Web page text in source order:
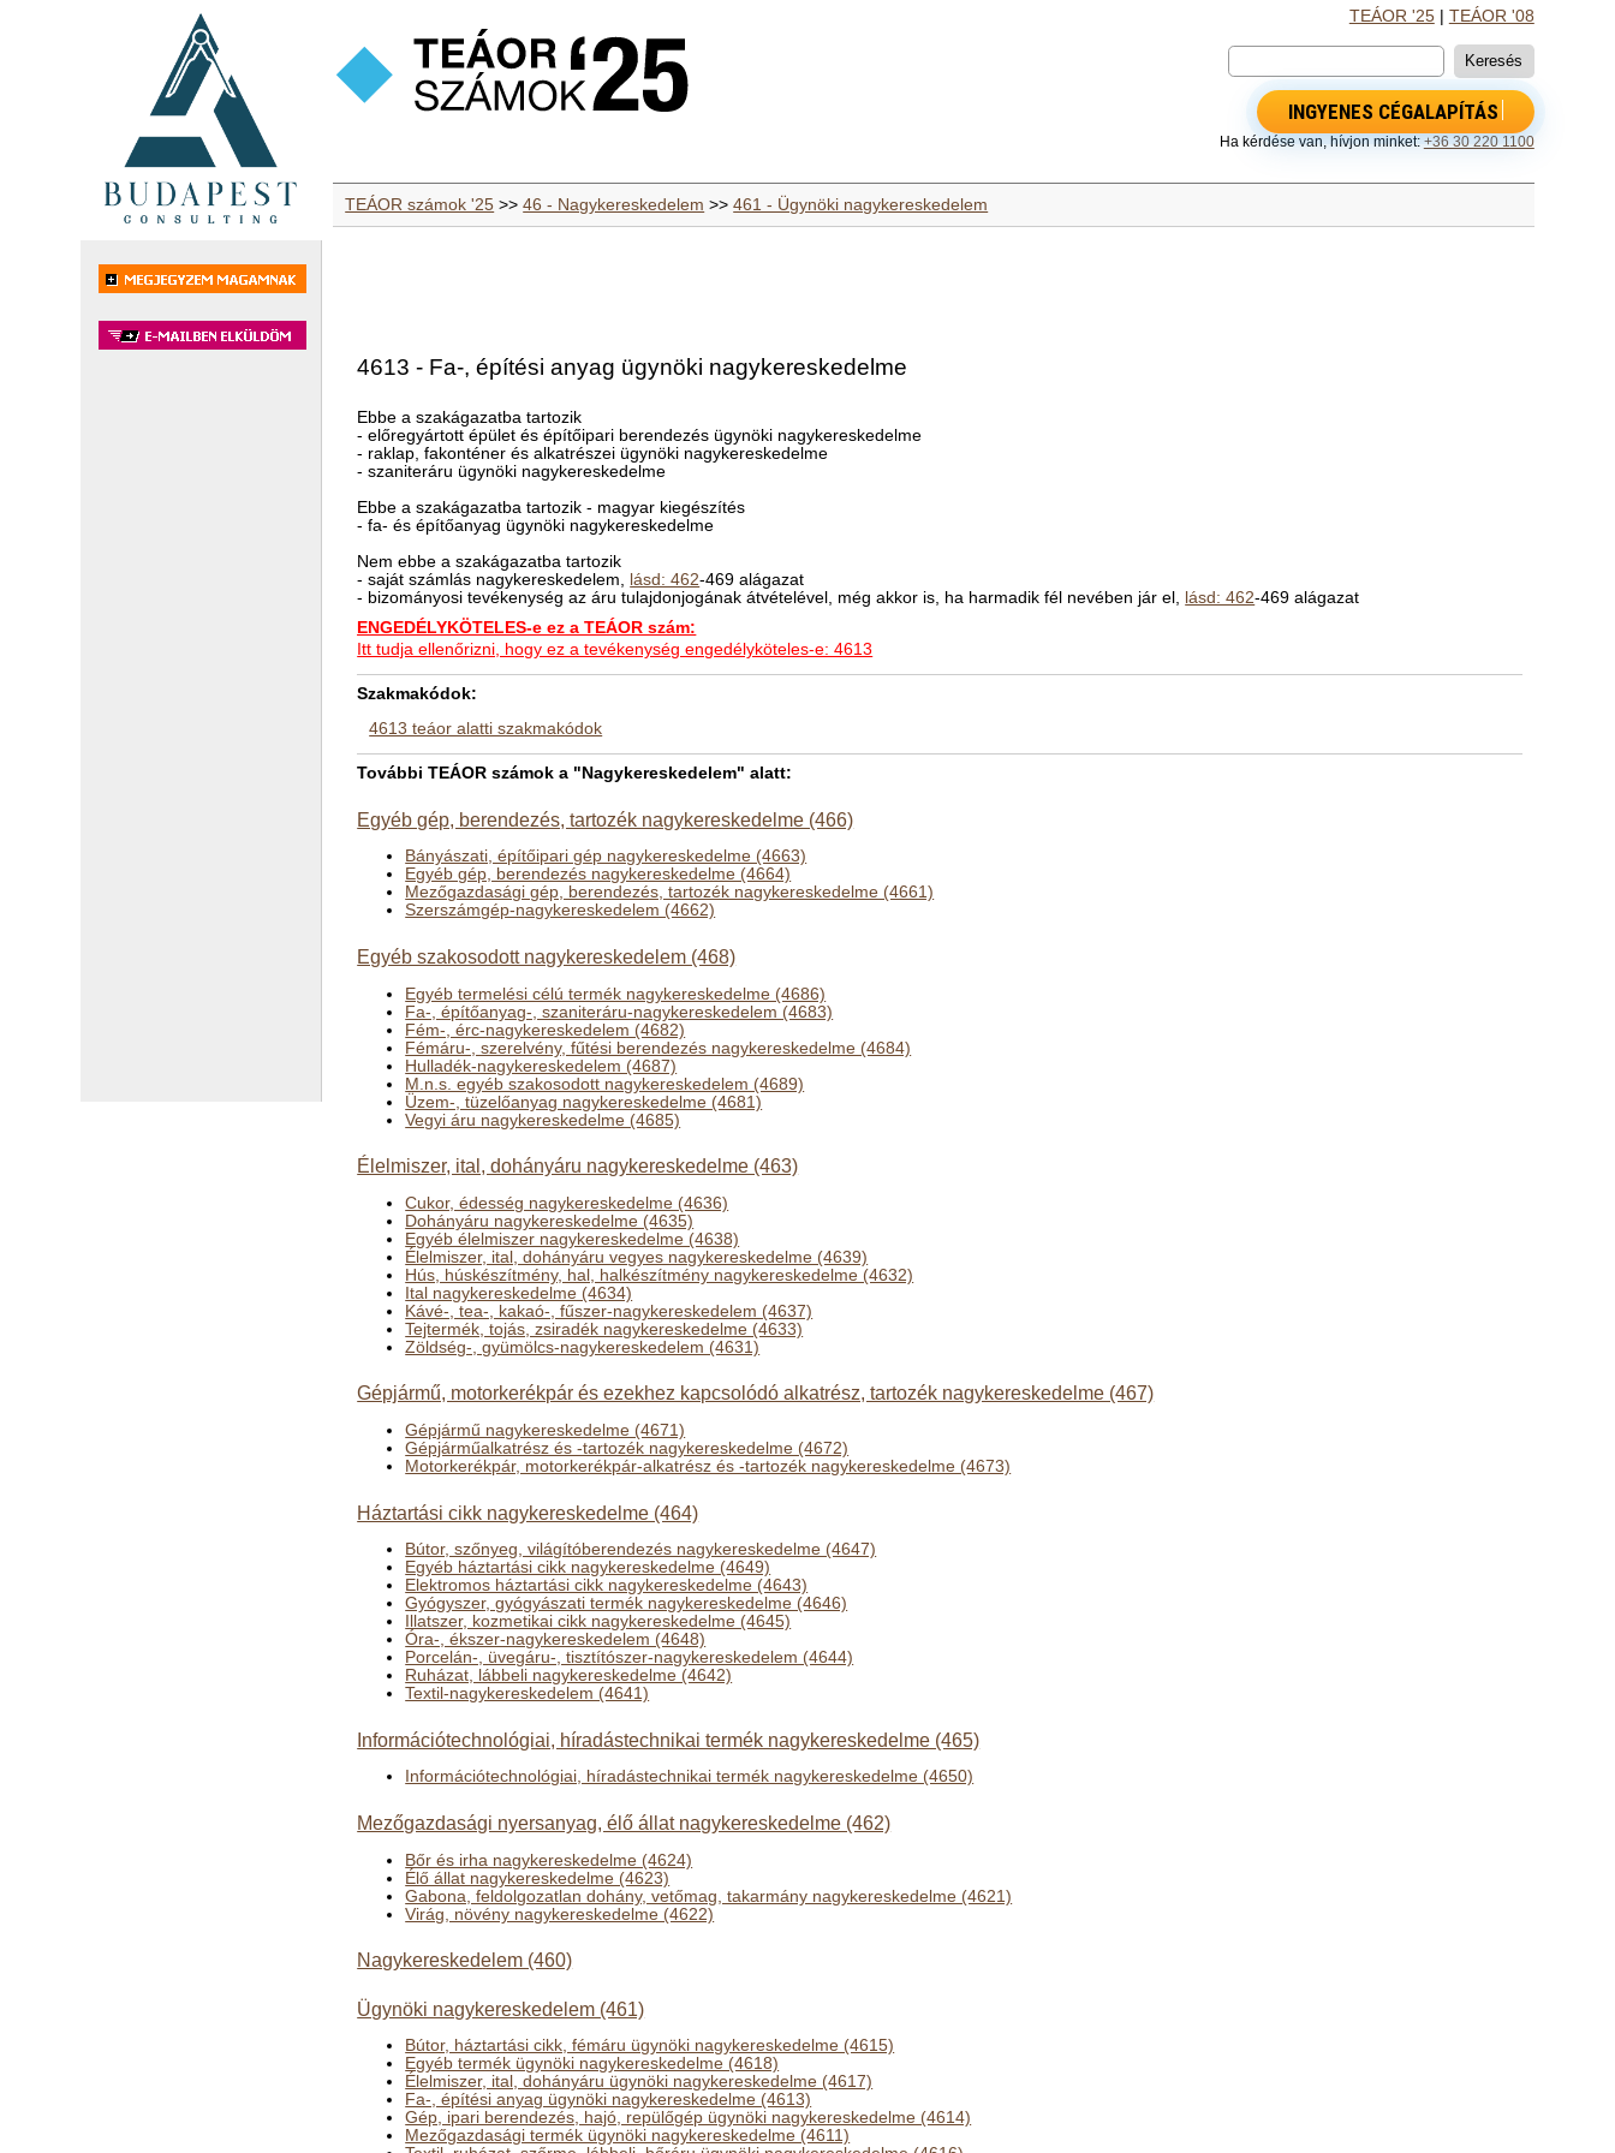
TEÁOR '25| TEÁOR '08
INGYENES CÉGALAPÍTÁS
Ha kérdése van, hívjon minket:+36 30 220 1100
TEÁOR számok '25 >>46 - Nagykereskedelem >>461 - Ügynöki nagykereskedelem
4613 - Fa-, építési anyag ügynöki nagykereskedelme
Ebbe a szakágazatba tartozik
- előregyártott épület és építőipari berendezés ügynöki nagykereskedelme
- raklap, fakonténer és alkatrészei ügynöki nagykereskedelme
- szaniteráru ügynöki nagykereskedelme
Ebbe a szakágazatba tartozik - magyar kiegészítés
- fa- és építőanyag ügynöki nagykereskedelme
Nem ebbe a szakágazatba tartozik
- saját számlás nagykereskedelem, lásd: 462-469 alágazat
- bizományosi tevékenység az áru tulajdonjogának átvételével, még akkor is, ha harmadik fél nevében jár el, lásd: 462-469 alágazat
ENGEDÉLYKÖTELES-e ez a TEÁOR szám:
Itt tudja ellenőrizni, hogy ez a tevékenység engedélyköteles-e: 4613
Szakmakódok:
4613 teáor alatti szakmakódok
További TEÁOR számok a "Nagykereskedelem" alatt:
Egyéb gép, berendezés, tartozék nagykereskedelme (466)
Bányászati, építőipari gép nagykereskedelme (4663)
Egyéb gép, berendezés nagykereskedelme (4664)
Mezőgazdasági gép, berendezés, tartozék nagykereskedelme (4661)
Szerszámgép-nagykereskedelem (4662)
Egyéb szakosodott nagykereskedelem (468)
Egyéb termelési célú termék nagykereskedelme (4686)
Fa-, építőanyag-, szaniteráru-nagykereskedelem (4683)
Fém-, érc-nagykereskedelem (4682)
Fémáru-, szerelvény, fűtési berendezés nagykereskedelme (4684)
Hulladék-nagykereskedelem (4687)
M.n.s. egyéb szakosodott nagykereskedelem (4689)
Üzem-, tüzelőanyag nagykereskedelme (4681)
Vegyi áru nagykereskedelme (4685)
Élelmiszer, ital, dohányáru nagykereskedelme (463)
Cukor, édesség nagykereskedelme (4636)
Dohányáru nagykereskedelme (4635)
Egyéb élelmiszer nagykereskedelme (4638)
Élelmiszer, ital, dohányáru vegyes nagykereskedelme (4639)
Hús, húskészítmény, hal, halkészítmény nagykereskedelme (4632)
Ital nagykereskedelme (4634)
Kávé-, tea-, kakaó-, fűszer-nagykereskedelem (4637)
Tejtermék, tojás, zsiradék nagykereskedelme (4633)
Zöldség-, gyümölcs-nagykereskedelem (4631)
Gépjármű, motorkerékpár és ezekhez kapcsolódó alkatrész, tartozék nagykereskedelme (467)
Gépjármű nagykereskedelme (4671)
Gépjárműalkatrész és -tartozék nagykereskedelme (4672)
Motorkerékpár, motorkerékpár-alkatrész és -tartozék nagykereskedelme (4673)
Háztartási cikk nagykereskedelme (464)
Bútor, szőnyeg, világítóberendezés nagykereskedelme (4647)
Egyéb háztartási cikk nagykereskedelme (4649)
Elektromos háztartási cikk nagykereskedelme (4643)
Gyógyszer, gyógyászati termék nagykereskedelme (4646)
Illatszer, kozmetikai cikk nagykereskedelme (4645)
Óra-, ékszer-nagykereskedelem (4648)
Porcelán-, üvegáru-, tisztítószer-nagykereskedelem (4644)
Ruházat, lábbeli nagykereskedelme (4642)
Textil-nagykereskedelem (4641)
Információtechnológiai, híradástechnikai termék nagykereskedelme (465)
Információtechnológiai, híradástechnikai termék nagykereskedelme (4650)
Mezőgazdasági nyersanyag, élő állat nagykereskedelme (462)
Bőr és irha nagykereskedelme (4624)
Élő állat nagykereskedelme (4623)
Gabona, feldolgozatlan dohány, vetőmag, takarmány nagykereskedelme (4621)
Virág, növény nagykereskedelme (4622)
Nagykereskedelem (460)
Ügynöki nagykereskedelem (461)
Bútor, háztartási cikk, fémáru ügynöki nagykereskedelme (4615)
Egyéb termék ügynöki nagykereskedelme (4618)
Élelmiszer, ital, dohányáru ügynöki nagykereskedelme (4617)
Fa-, építési anyag ügynöki nagykereskedelme (4613)
Gép, ipari berendezés, hajó, repülőgép ügynöki nagykereskedelme (4614)
Mezőgazdasági termék ügynöki nagykereskedelme (4611)